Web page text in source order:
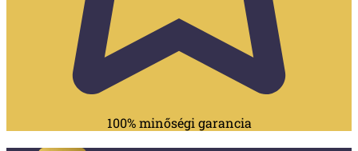
100% minőségi garancia